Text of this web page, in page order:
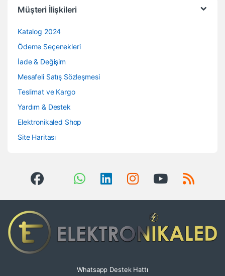
Müşteri İlişkileri
Katalog 2024
Ödeme Seçenekleri
İade & Değişim
Mesafeli Satış Sözleşmesi
Teslimat ve Kargo
Yardım & Destek
Elektronikaled Shop
Site Haritası
Whatsapp Destek Hattı